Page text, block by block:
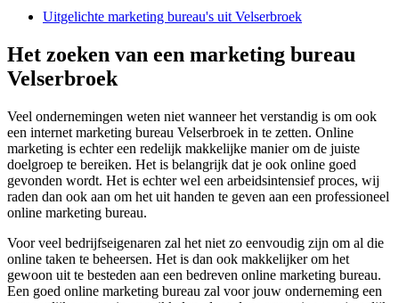
Uitgelichte marketing bureau's uit Velserbroek
Het zoeken van een marketing bureau
Velserbroek
Veel ondernemingen weten niet wanneer het verstandig is om ook
een internet marketing bureau Velserbroek in te zetten. Online
marketing is echter een redelijk makkelijke manier om de juiste
doelgroep te bereiken. Het is belangrijk dat je ook online goed
gevonden wordt. Het is echter wel een arbeidsintensief proces, wij
raden dan ook aan om het uit handen te geven aan een professioneel
online marketing bureau.
Voor veel bedrijfseigenaren zal het niet zo eenvoudig zijn om al die
online taken te beheersen. Het is dan ook makkelijker om het
gewoon uit te besteden aan een bedreven online marketing bureau.
Een goed online marketing bureau zal voor jouw onderneming een